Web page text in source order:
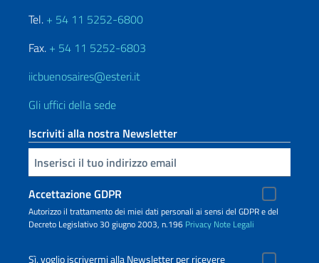
Tel. + 54 11 5252-6800
Fax. + 54 11 5252-6803
iicbuenosaires@esteri.it
Gli uffici della sede
Iscriviti alla nostra Newsletter
Inserisci la tua email
Accettazione GDPR
Autorizzo il trattamento dei miei dati personali ai sensi del GDPR e del
Decreto Legislativo 30 giugno 2003, n.196 Privacy Note Legali
Sì, voglio iscrivermi alla Newsletter per ricevere